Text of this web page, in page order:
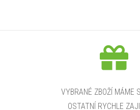
VYBRANÉ ZBOŽÍ MÁME
OSTATNÍ RYCHLE